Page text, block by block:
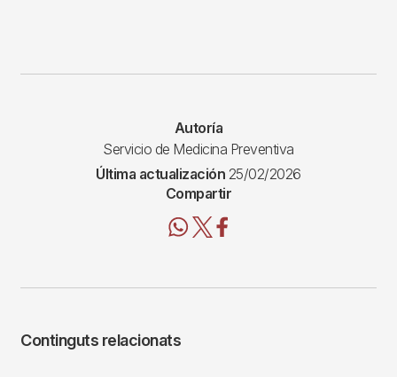
Autoría
Servicio de Medicina Preventiva
Última actualización 25/02/2026
Compartir
Continguts relacionats